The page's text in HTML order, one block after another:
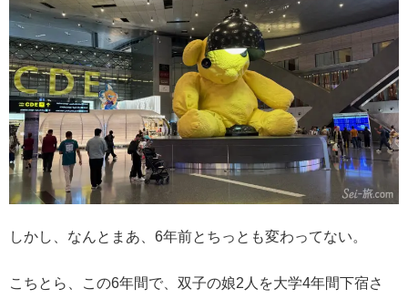
しかし、なんとまあ、6年前とちっとも変わってない。
こちとら、この6年間で、双子の娘2人を大学4年間下宿さ